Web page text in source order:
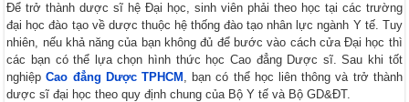
Để trở thành dược sĩ hệ Đại học, sinh viên phải theo học tại các trường
đại học đào tạo về dược thuộc hệ thống đào tạo nhân lực ngành Y tế. Tuy
nhiên, nếu khả năng của bạn không đủ để bước vào cách cửa Đại học thì
các bạn có thể lựa chọn hình thức học Cao đẳng Dược sĩ. Sau khi tốt
nghiệpCao đẳng Dược TPHCM , bạn có thể học liên thông và trở thành
dược sĩ đại học theo quy định chung của Bộ Y tế và Bộ GD&ĐT.